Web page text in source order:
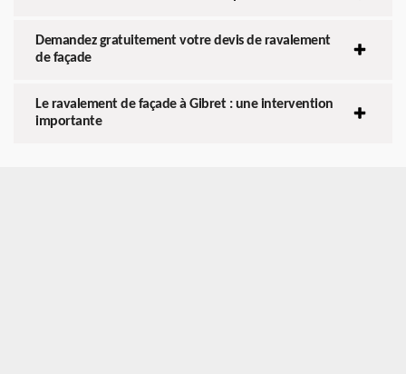
Demandez gratuitement votre devis de ravalement
de façade
Le ravalement de façade à Gibret : une intervention
importante